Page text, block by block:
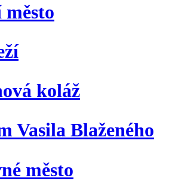
koláž
Vasila Blaženého
město